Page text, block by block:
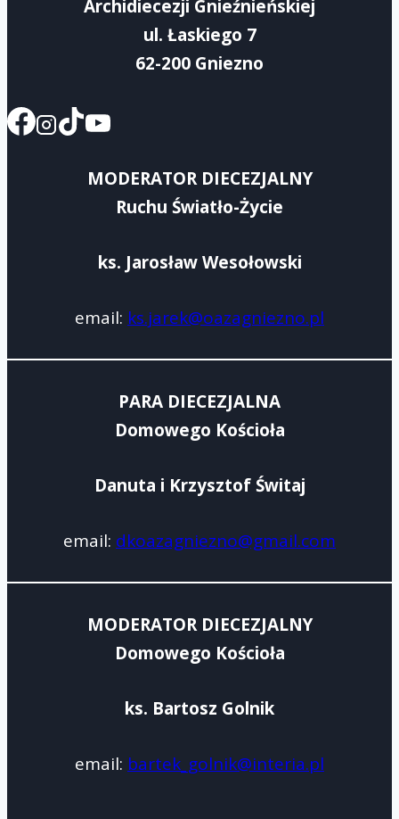
Archidiecezji Gnieźnieńskiej
ul. Łaskiego 7
62-200 Gniezno
MODERATOR DIECEZJALNY
Ruchu Światło-Życie
ks. Jarosław Wesołowski
email: ks.jarek@oazagniezno.pl
PARA DIECEZJALNA
Domowego Kościoła
Danuta i Krzysztof Świtaj
email: dkoazagniezno@gmail.com
MODERATOR DIECEZJALNY
Domowego Kościoła
ks. Bartosz Golnik
email: bartek_golnik@interia.pl